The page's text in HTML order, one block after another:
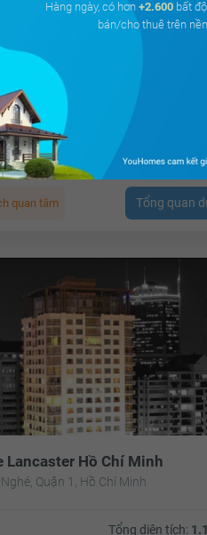
Tower
Quận 1, Hồ Chí Minh
Tổng diện tích:
quan tâm Tổng quan
Lancaster Hồ Chí Minh
Quận 1, Hồ Chí Minh
Tổng diện tích:
Hàng ngày, có hơn +2.600 bất
bán/cho thuê trên